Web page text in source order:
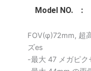
Model NO. :
FOV(φ)72mm, 超
ズes
-最大 47 メガピ